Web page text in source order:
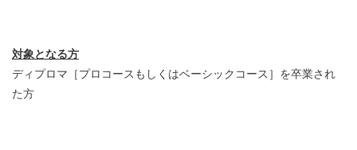
対象となる方
ディプロマ［プロコースもしくはベーシックコース］を卒業され
た方